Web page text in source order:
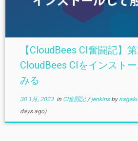
【CloudBees CI奮闘記】第
CloudBees CIをインスト
みる
30 1月, 2023in CI奮闘記/jenkins by
days ago)